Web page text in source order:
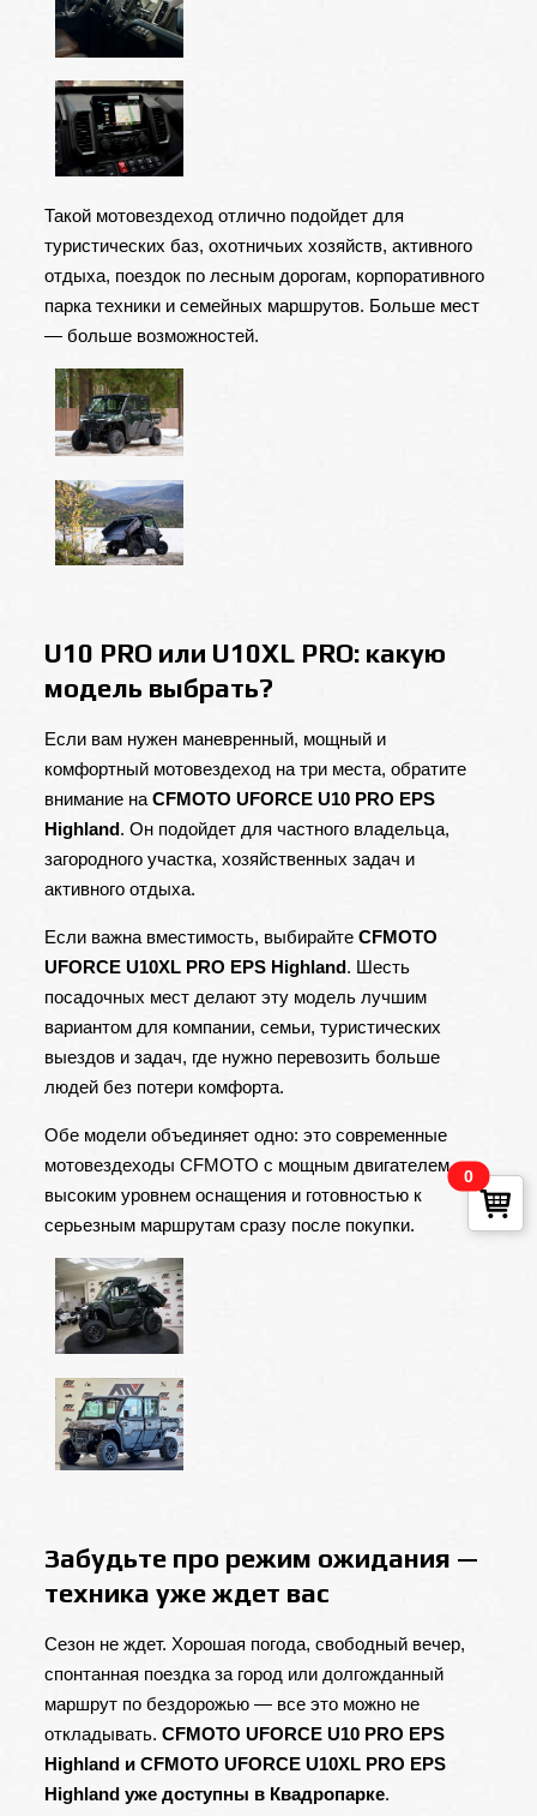
Такой мотовездеход отлично подойдет для
туристических баз, охотничьих хозяйств, активного
отдыха, поездок по лесным дорогам, корпоративного
парка техники и семейных маршрутов. Больше мест
— больше возможностей.
U10 PRO или U10XL PRO: какую
модель выбрать?
Если вам нужен маневренный, мощный и
комфортный мотовездеход на три места, обратите
внимание на CFMOTO UFORCE U10 PRO EPS
Highland. Он подойдет для частного владельца,
загородного участка, хозяйственных задач и
активного отдыха.
Если важна вместимость, выбирайте CFMOTO
UFORCE U10XL PRO EPS Highland. Шесть
посадочных мест делают эту модель лучшим
вариантом для компании, семьи, туристических
выездов и задач, где нужно перевозить больше
людей без потери комфорта.
Обе модели объединяет одно: это современные
мотовездеходы CFMOTO с мощным двигателем,
высоким уровнем оснащения и готовностью к
серьезным маршрутам сразу после покупки.
Забудьте про режим ожидания —
техника уже ждет вас
Сезон не ждет. Хорошая погода, свободный вечер,
спонтанная поездка за город или долгожданный
маршрут по бездорожью — все это можно не
откладывать. CFMOTO UFORCE U10 PRO EPS
Highlandи CFMOTO UFORCE U10XL PRO EPS
Highlandуже доступны в Квадропарке.
0